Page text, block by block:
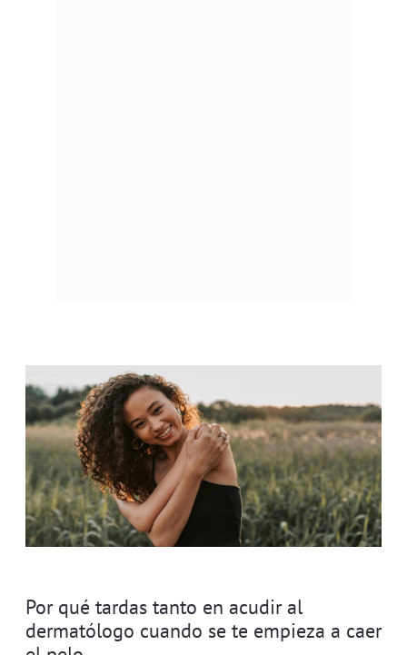
Por qué tardas tanto en acudir al
dermatólogo cuando se te empieza a caer